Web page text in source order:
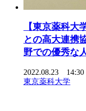
【東京薬科大
との高大連携
野での優秀な
2022.08.23 14:30
東京薬科大学